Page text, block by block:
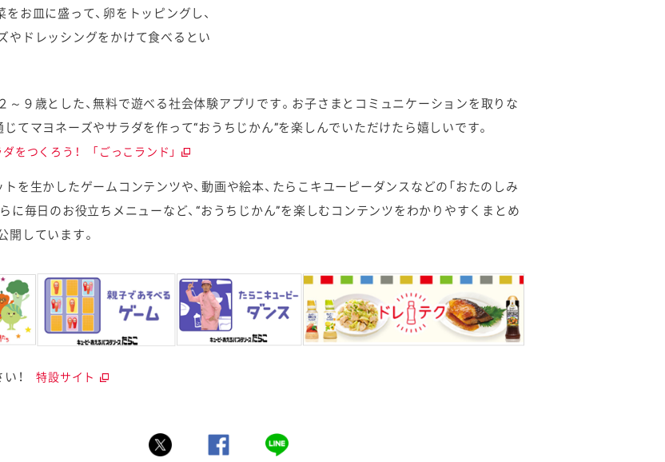
をお皿に盛って、卵をトッピングし、
やドレッシングをかけて食べるとい
～９歳とした、無料で遊べる社会体験アプリです。 お子さまとコミュニケーションを取りな
じてマヨネーズやサラダを作って“おうちじかん”を楽しんでいただけたら嬉しいです。
をつくろう！ 「ごっこランド」
トを生かしたゲームコンテンツや、動画や絵本、たらこキユーピーダンスなどの「おたのしみ
らに毎日のお役立ちメニューなど、“おうちじかん”を楽しむコンテンツをわかりやすくまとめ
開しています。
い！特設サイト